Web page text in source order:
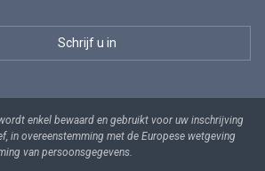
enkel bewaard en gebruikt voor uw inschrijving
in overeenstemming met de Europese wetgeving
van persoonsgegevens.